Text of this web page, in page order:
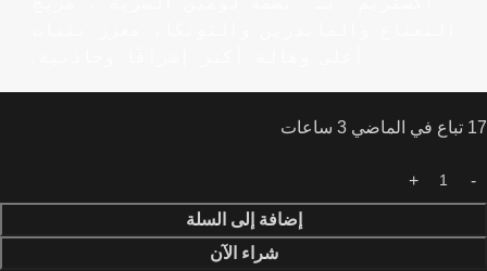
17 تباع في الماضي 3 ساعات
إضافة إلى السلة
شراء الآن